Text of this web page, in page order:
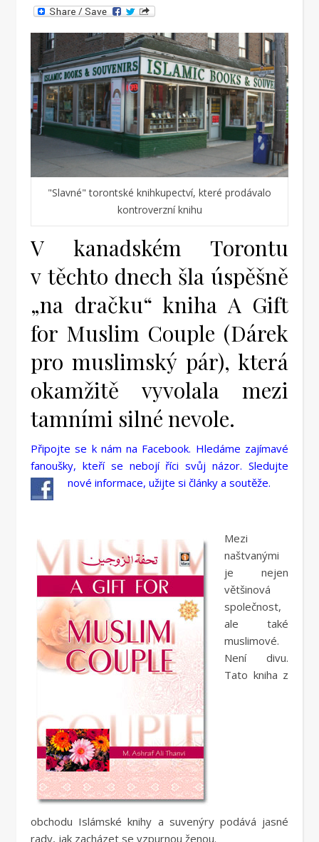
"Slavné" torontské knihkupectví, které prodávalo
kontroverzní knihu
V kanadském Torontu
v těchto dnech šla úspěšně
„na dračku“ kniha A Gift
for Muslim Couple (Dárek
pro muslimský pár), která
okamžitě vyvolala mezi
tamními silné nevole.
Připojte se k nám na Facebook. Hledáme zajímavé
fanoušky, kteří se nebojí říci svůj názor. Sledujte
nové informace, užijte si články a soutěže.
Mezi
naštvanými
je nejen
většinová
společnost,
ale také
muslimové.
Není divu.
Tato kniha z
obchodu Islámské knihy a suvenýry podává jasné
rady, jak zacházet se vzpurnou ženou.